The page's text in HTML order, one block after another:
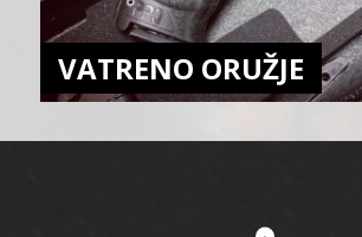
VATRENO ORUŽJE